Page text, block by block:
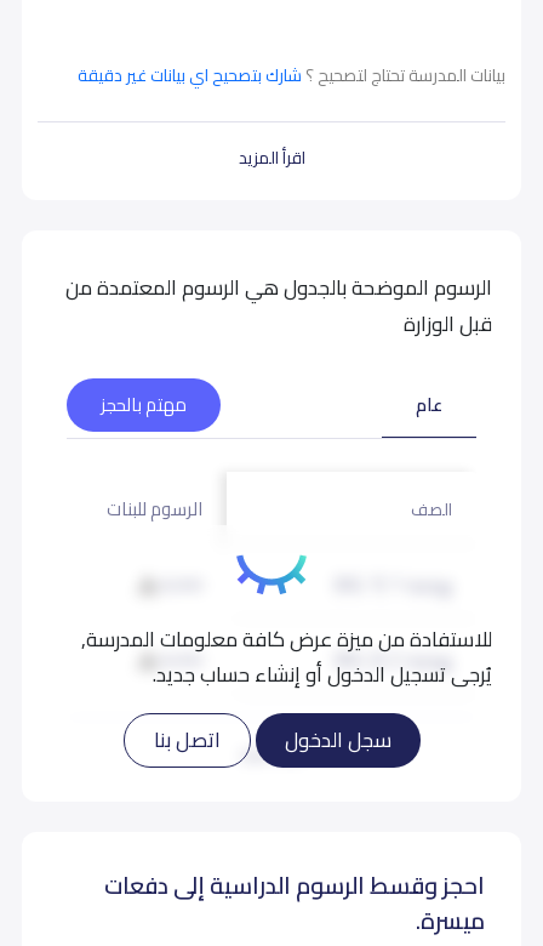
اقرأ المزيد
بيانات المدرسة تحتاج لتصحيح ؟شارك بتصحيح اي بيانات غير دقيقة
الرسوم الموضحة بالجدول هي الرسوم المعتمدة من
قبل الوزارة
للاستفادة من ميزة عرض كافة معلومات المدرسة,
يُرجى تسجيل الدخول أو إنشاء حساب جديد.
سجل الدخول
اتصل بنا
عام مهتم بالحجز
اقرأ المزيد
الصف الرسوم للبنات
روضة 2 (KG 2) 8,000
تمهيدي (KG 3) 8,000
ثاني إبتدائي (Grade 2) 8,000
احجز وقسط الرسوم الدراسية إلى دفعات
ميسرة.